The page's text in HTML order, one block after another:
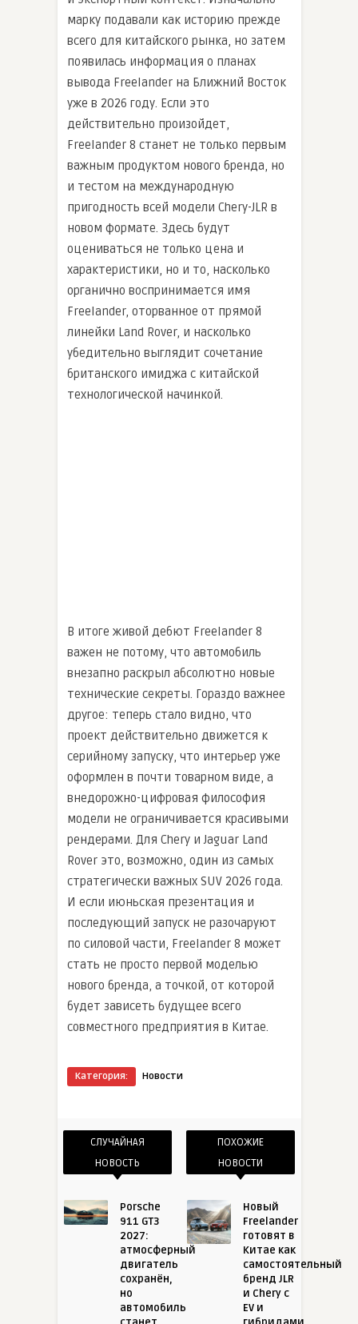
марку подавали как историю прежде
всего для китайского рынка, но затем
появилась информация о планах
вывода Freelander на Ближний Восток
уже в 2026 году. Если это
действительно произойдет,
Freelander 8 станет не только первым
важным продуктом нового бренда, но
и тестом на международную
пригодность всей модели Chery-JLR в
новом формате. Здесь будут
оцениваться не только цена и
характеристики, но и то, насколько
органично воспринимается имя
Freelander, оторванное от прямой
линейки Land Rover, и насколько
убедительно выглядит сочетание
британского имиджа с китайской
технологической начинкой.
В итоге живой дебют Freelander 8
важен не потому, что автомобиль
внезапно раскрыл абсолютно новые
технические секреты. Гораздо важнее
другое: теперь стало видно, что
проект действительно движется к
серийному запуску, что интерьер уже
оформлен в почти товарном виде, а
внедорожно-цифровая философия
модели не ограничивается красивыми
рендерами. Для Chery и Jaguar Land
Rover это, возможно, один из самых
стратегически важных SUV 2026 года.
И если июньская презентация и
последующий запуск не разочаруют
по силовой части, Freelander 8 может
стать не просто первой моделью
нового бренда, а точкой, от которой
будет зависеть будущее всего
совместного предприятия в Китае.
Категория: Новости
СЛУЧАЙНАЯ
НОВОСТЬ
Porsche
911 GT3
2027:
атмосферный
двигатель
сохранён,
но
автомобиль
ПОХОЖИЕ
НОВОСТИ
Новый
Freelander
готовят в
Китае как
самостоятельный
бренд JLR
и Chery с
EV и